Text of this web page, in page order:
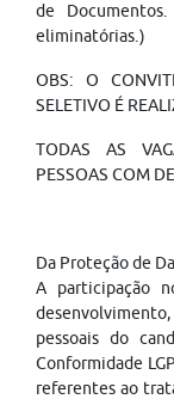
de
eliminatórias.)
OBS: O
SELETIVO É
TODAS AS
PESSOAS COM
Da Proteção de
A participação
pessoais do
Conformidade
referentes ao